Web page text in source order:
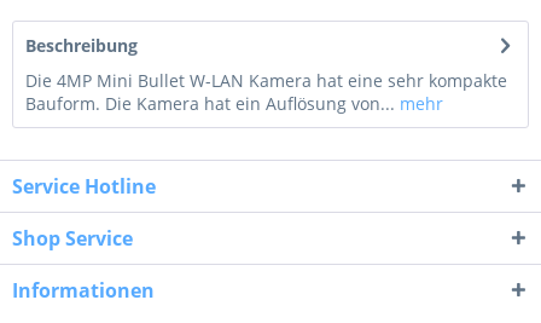
Beschreibung
Die 4MP Mini Bullet W-LAN Kamera hat eine sehr kompakte
Bauform. Die Kamera hat ein Auflösung von... mehr
Service Hotline
Shop Service
Informationen